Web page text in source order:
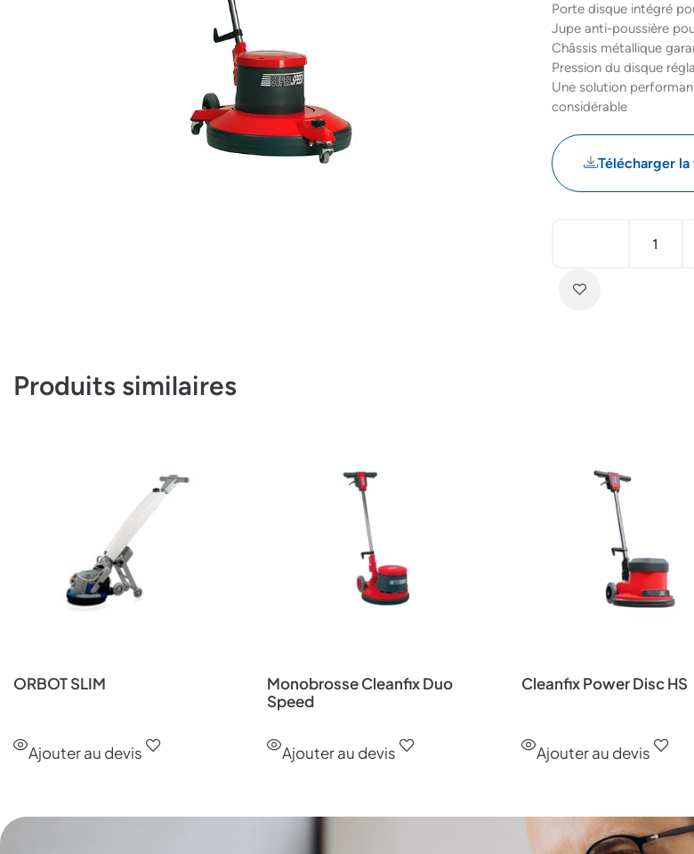
Porte disque intégré
Jupe anti-poussière
Châssis métallique
Pression du disque
Une solution
considérable
Télécharger
Produits similaires
ORBOT SLIM
Ajouter au devis
Monobrosse Cleanfix Duo
Speed
Ajouter au devis
Cleanfix Power Disc HS
Ajouter au devis